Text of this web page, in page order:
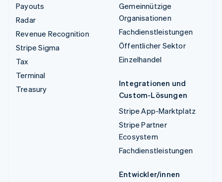
Payouts
Radar
Revenue Recognition
Stripe Sigma
Tax
Terminal
Treasury
Gemeinnützige
Organisationen
Fachdienstleistungen
Öffentlicher Sektor
Einzelhandel
Integrationen und
Custom-Lösungen
Stripe App-Marktplatz
Stripe Partner
Ecosystem
Fachdienstleistungen
Entwickler/innen